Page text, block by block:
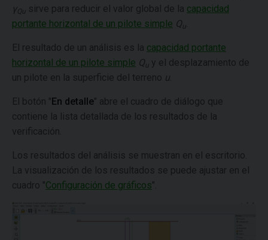
γ Qu sirve para reducir el valor global de la capacidad
portante horizontal de un pilote simple Qu
El resultado de un análisis es la capacidad portante
horizontal de un pilote simple Qu y el desplazamiento de
un pilote en la superficie del terreno u
El botón "En detalle" abre el cuadro de diálogo que
contiene la lista detallada de los resultados de la
verificación.
Los resultados del análisis se muestran en el escritorio.
La visualización de los resultados se puede ajustar en el
cuadro "Configuración de gráficos".